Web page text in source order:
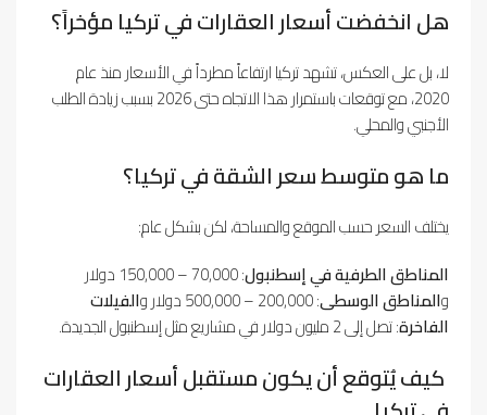
هل انخفضت أسعار العقارات في تركيا مؤخراً؟
لا، بل على العكس، تشهد تركيا ارتفاعاً مطرداً في الأسعار منذ عام
2020، مع توقعات باستمرار هذا الاتجاه حتى 2026 بسبب زيادة الطلب
الأجنبي والمحلي.
ما هو متوسط سعر الشقة في تركيا؟
يختلف السعر حسب الموقع والمساحة، لكن بشكل عام:
المناطق الطرفية في إسطنبول
: 70,000 – 150,000 دولار
والمناطق الوسطى: 200,000 – 500,000 دولار و
الفيلات
الفاخرة: تصل إلى 2 مليون دولار في مشاريع مثل إسطنبول الجديدة.
كيف يُتوقع أن يكون مستقبل أسعار العقارات